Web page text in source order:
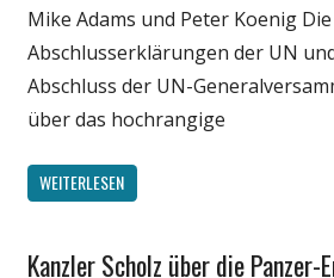
Mike Adams und Peter Koenig
Abschlusserklärungen der UN
Abschluss der UN-
über das hochrangige
WEITERLESEN
Gesellschaft
Kanzler Scholz über die Panzer-